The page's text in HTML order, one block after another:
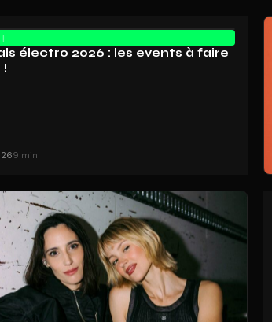
électro 2026 : les events à faire
!
9 min